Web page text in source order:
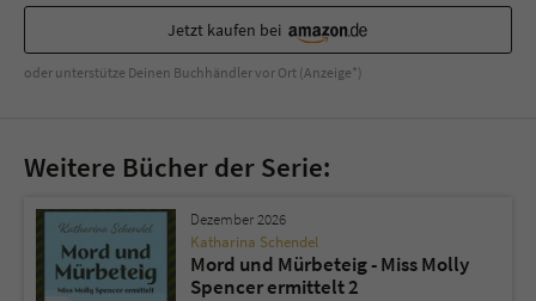
Jetzt kaufen bei
oder unterstütze Deinen Buchhändler vor Ort (Anzeige*)
Weitere Bücher der Serie:
Dezember 2026
Katharina Schendel
Mord und Mürbeteig - Miss Molly
Spencer ermittelt 2